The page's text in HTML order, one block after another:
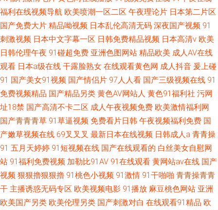
福利在线视频导航 欧美喷潮一区二区 午夜理论片 日本第二片区
国产免费大片 精品呦视频 日本乱伦高清无码 深夜国产视频 91
刺激视频 日本中文字幕一区 日韩免费精品视频 日本高清v 欧美
日韩伦理午夜 91碰超免费 亚洲色图网站 精品欧美 成人AV在线
观看 日本a级在线 干露脸熟女 在线观看黄色网 成人抖音 爰上碰
91 国产美女91视频 国产情侣片 97人人看 国产三级视频在线 91
免费视频精品 国产精品另类 黄色AV网站人 黄色91福利社 污网
址18禁 国产高清不卡二区 成人午夜视频免费 欧美激情福利网
国产青青青草 91草逼视频 免费看片日韩 午夜视频福利免费 国
产嫩草视频在线 69叉叉叉 最新日本在线视频 日韩成人a 青青操
91 五月天婷婷 91短视频在线 国产在线观看的 白丝美女自慰网
站 91福利免费视频 加勒比91AV 91在线观看 黄网站av在线 国产
视频 狠狠擼狠狠擼 91桃色小视频 91激情 91干啪啪 青青操青青
干 主播诱惑无码专区 欧美视频电影 91播放 麻豆桃色网站 亚洲
欧美国产另类 欧美伦理另类 国产刺激对白 在线观看91精品 欧